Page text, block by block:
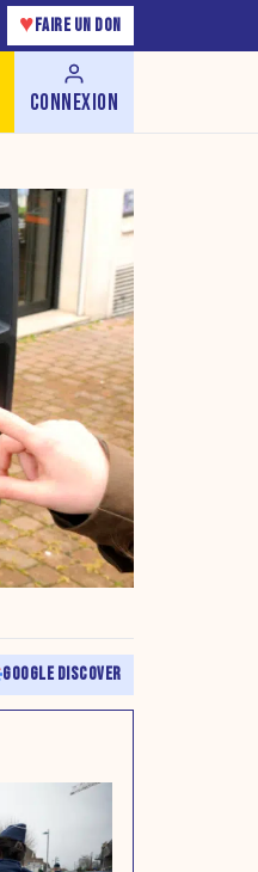
♥ FAIRE UN DON
CONNEXION
GOOGLE DISCOVER